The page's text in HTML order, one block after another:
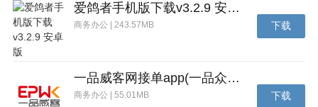
更新日志
1、优化用户体验
2、修复已知bug
爱鸽者手机版下载v3.2.9 安卓版
商务办公 | 243.57MB 下载
一品威客网接单app(一品众包)下载v2.7.1 安卓最新版
商务办公 | 55.01MB 下载